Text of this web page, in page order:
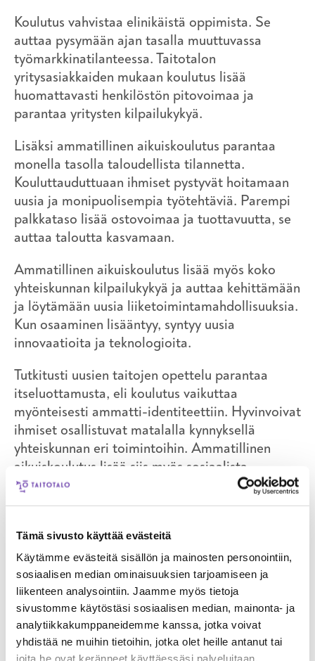
Tämä sivusto käyttää evästeitä
Käytämme evästeitä sisällön ja mainosten personointiin,
sosiaalisen median ominaisuuksien tarjoamiseen ja
liikenteen analysointiin. Jaamme myös tietoja
sivustomme käytöstäsi sosiaalisen median, mainonta- ja
analytiikkakumppaneidemme kanssa, jotka voivat
yhdistää ne muihin tietoihin, jotka olet heille antanut tai
joita he ovat keränneet käyttäessäsi palveluitaan.
Koulutus vahvistaa elinikäistä oppimista. Se
auttaa pysymään ajan tasalla muuttuvassa
työmarkkinatilanteessa. Taitotalon
yritysasiakkaiden mukaan koulutus lisää
huomattavasti henkilöstön pitovoimaa ja
parantaa yritysten kilpailukykyä.
Lisäksi ammatillinen aikuiskoulutus parantaa
monella tasolla taloudellista tilannetta.
Kouluttauduttuaan ihmiset pystyvät hoitamaan
uusia ja monipuolisempia työtehtäviä. Parempi
palkkataso lisää ostovoimaa ja tuottavuutta, se
auttaa taloutta kasvamaan.
Ammatillinen aikuiskoulutus lisää myös koko
yhteiskunnan kilpailukykyä ja auttaa kehittämään
ja löytämään uusia liiketoimintamahdollisuuksia.
Kun osaaminen lisääntyy, syntyy uusia
innovaatioita ja teknologioita.
Tutkitusti uusien taitojen opettelu parantaa
itseluottamusta, eli koulutus vaikuttaa
myönteisesti ammatti-identiteettiin. Hyvinvoivat
ihmiset osallistuvat matalalla kynnyksellä
yhteiskunnan eri toimintoihin. Ammatillinen
aikuiskoulutus lisää siis myös sosiaalista
hyvinvointia.
suoraan elinkeinoelämän tarpeisiin.